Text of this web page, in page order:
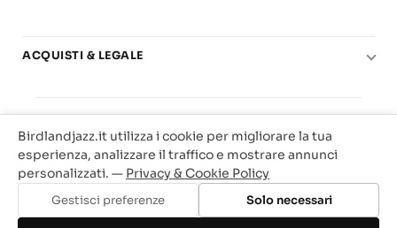
Aggiungi al carrello
Basi play-along
Offerte
Carta del Docente
ACQUISTI & LEGALE
Privacy & Cookie
Traccia il tuo ordine
Birdland Milano. P.Iva 12093700156
Web Agency Milano
Birdlandjazz.it utilizza i cookie per migliorare la tua
esperienza, analizzare il traffico e mostrare annunci
personalizzati. — Privacy & Cookie Policy
Gestisci preferenze Solo necessari